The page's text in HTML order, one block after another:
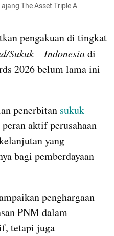
The Asset Triple A
pengakuan di tingkat
Sukuk – Indonesia di
2026 belum lama ini
penerbitan
aktif perusahaan
yang
bagi pemberdayaan
penghargaan
PNM dalam
tetapi juga